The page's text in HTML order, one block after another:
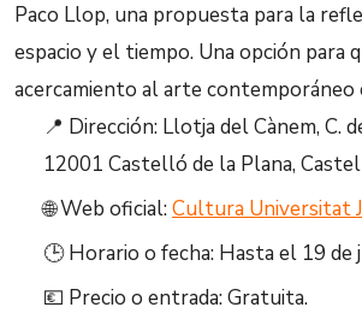
Paco Llop, una propuesta para la
espacio y el tiempo. Una opción para
acercamiento al arte contemporáneo
📍 Dirección: Llotja del Cànem, C.
12001 Castelló de la Plana,
🌐 Web oficial:Cultura Universitat
🕒 Horario o fecha: Hasta el 19 de
💶 Precio o entrada: Gratuita.